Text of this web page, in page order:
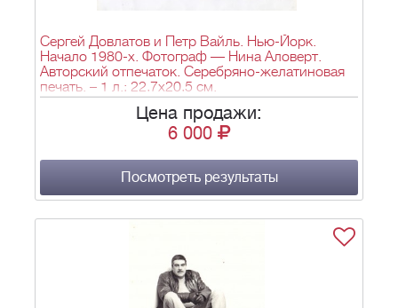
Сергей Довлатов и Петр Вайль. Нью-Йорк.
Начало 1980-х. Фотограф — Нина Аловерт.
Авторский отпечаток. Серебряно-желатиновая
печать. – 1 л.; 22,7x20,5 см.
Цена продажи:
6 000
Посмотреть результаты